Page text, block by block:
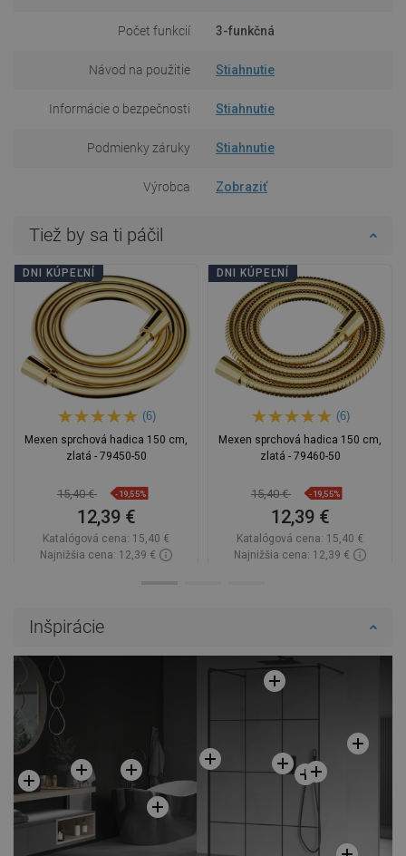
Počet funkcií 3-funkčná
Návod na použitie Stiahnutie
Informácie o bezpečnosti Stiahnutie
Podmienky záruky Stiahnutie
Výrobca Zobraziť
Tiež by sa ti páčil
DNI KÚPEĽNÍ
(6)
Mexen sprchová hadica 150 cm,
zlatá - 79450-50
15,40 € -19,55%
12,39 €
Katalógová cena: 15,40 €
Najnižšia cena: 12,39 €
DNI KÚPEĽNÍ
(6)
Mexen sprchová hadica 150 cm,
zlatá - 79460-50
15,40 € -19,55%
12,39 €
Katalógová cena: 15,40 €
Najnižšia cena: 12,39 €
Inšpirácie